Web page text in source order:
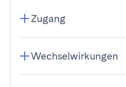
Zugang
Wechselwirkungen